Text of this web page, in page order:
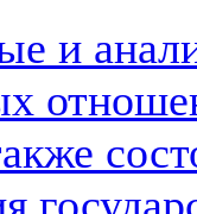
и